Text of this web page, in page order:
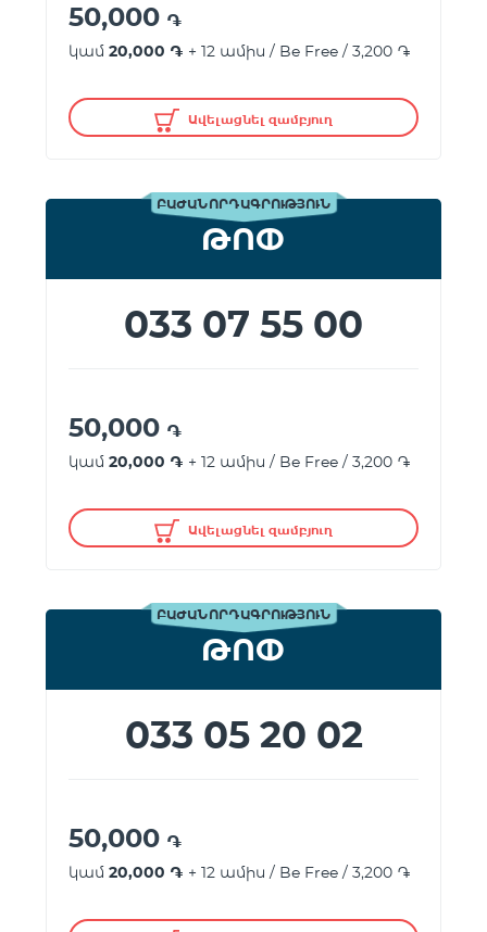
50,000 ֏
կամ 20,000 ֏ + 12 ամիս / Be Free / 3,200 ֏
Ավելացնել զամբյուղ
ԲԱԺԱՆՈՐԴԱԳՐՈՒԹՅՈՒՆ
ԹՈՓ
033 07 55 00
50,000 ֏
կամ 20,000 ֏ + 12 ամիս / Be Free / 3,200 ֏
Ավելացնել զամբյուղ
ԲԱԺԱՆՈՐԴԱԳՐՈՒԹՅՈՒՆ
ԹՈՓ
033 05 20 02
50,000 ֏
կամ 20,000 ֏ + 12 ամիս / Be Free / 3,200 ֏